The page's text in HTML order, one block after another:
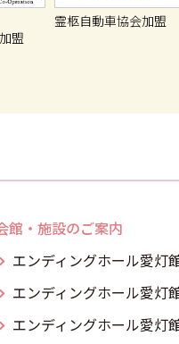
盟
霊柩自動車協会加盟
館・施設のご案内
エンディングホール愛灯
エンディングホール愛灯
エンディングホール愛灯